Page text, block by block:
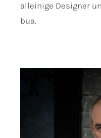
alleinige Designer
bua.